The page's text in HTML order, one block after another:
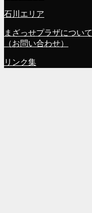
石川エリア
まざっせプラザについて
（お問い合わせ）
リンク集